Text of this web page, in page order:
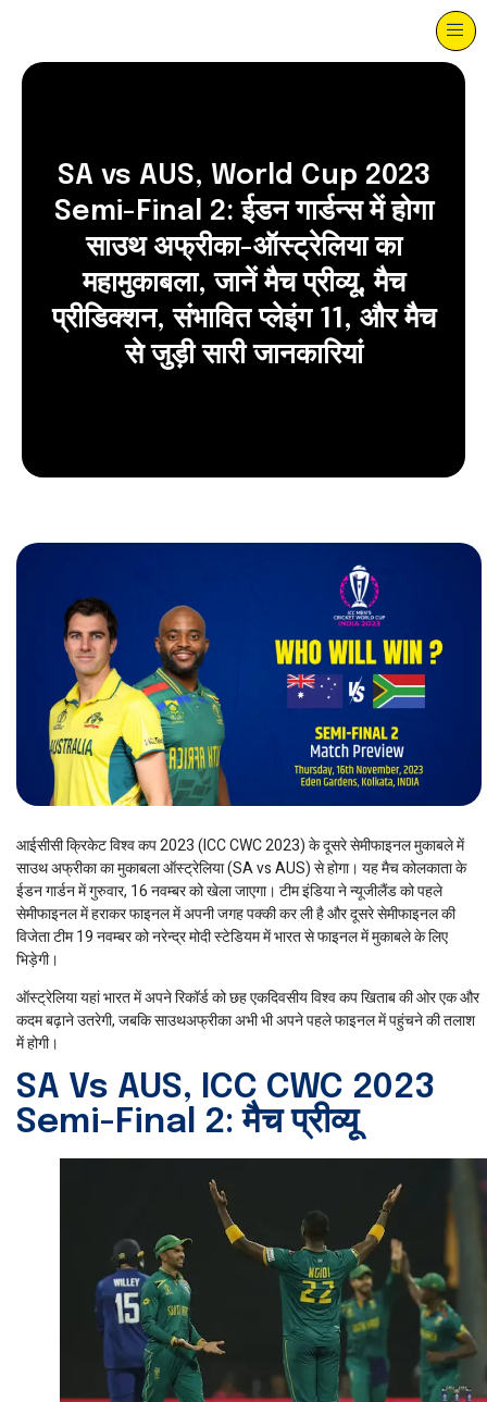
SA vs AUS, World Cup 2023
Semi-Final 2: ईडन गार्डन्स में होगा
साउथ अफ्रीका-ऑस्ट्रेलिया का
महामुकाबला, जानें मैच प्रीव्यू, मैच
प्रीडिक्शन, संभावित प्लेइंग 11, और मैच
से जुड़ी सारी जानकारियां
आईसीसी क्रिकेट विश्व कप 2023 (ICC CWC 2023) के दूसरे सेमीफाइनल मुकाबले में
साउथ अफ्रीका का मुकाबला ऑस्ट्रेलिया (SA vs AUS) से होगा। यह मैच कोलकाता के
ईडन गार्डन में गुरुवार, 16 नवम्बर को खेला जाएगा। टीम इंडिया ने न्यूजीलैंड को पहले
सेमीफाइनल में हराकर फाइनल में अपनी जगह पक्की कर ली है और दूसरे सेमीफाइनल की
विजेता टीम 19 नवम्बर को नरेन्द्र मोदी स्टेडियम में भारत से फाइनल में मुकाबले के लिए
भिड़ेगी।
ऑस्ट्रेलिया यहां भारत में अपने रिकॉर्ड को छह एकदिवसीय विश्व कप खिताब की ओर एक और
कदम बढ़ाने उतरेगी, जबकि साउथअफ्रीका अभी भी अपने पहले फाइनल में पहुंचने की तलाश
में होगी।
SA Vs AUS, ICC CWC 2023
Semi-Final 2: मैच प्रीव्यू